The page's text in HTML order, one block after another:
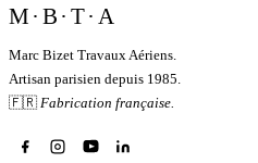
M·B·T·A
Marc Bizet Travaux Aériens.
Artisan parisien depuis 1985.
🇫🇷 Fabrication française.